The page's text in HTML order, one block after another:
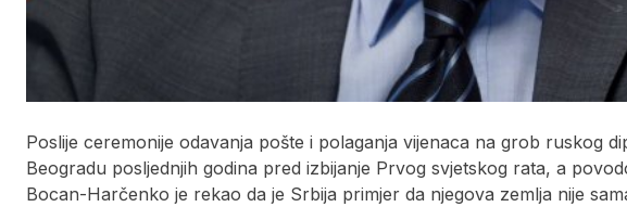
Poslije ceremonije odavanja pošte i polaganja vijenaca na grob ruskog
Beogradu posljednjih godina pred izbijanje Prvog svjetskog rata, a
Bocan-Harčenko je rekao da je Srbija primjer da njegova zemlja nije